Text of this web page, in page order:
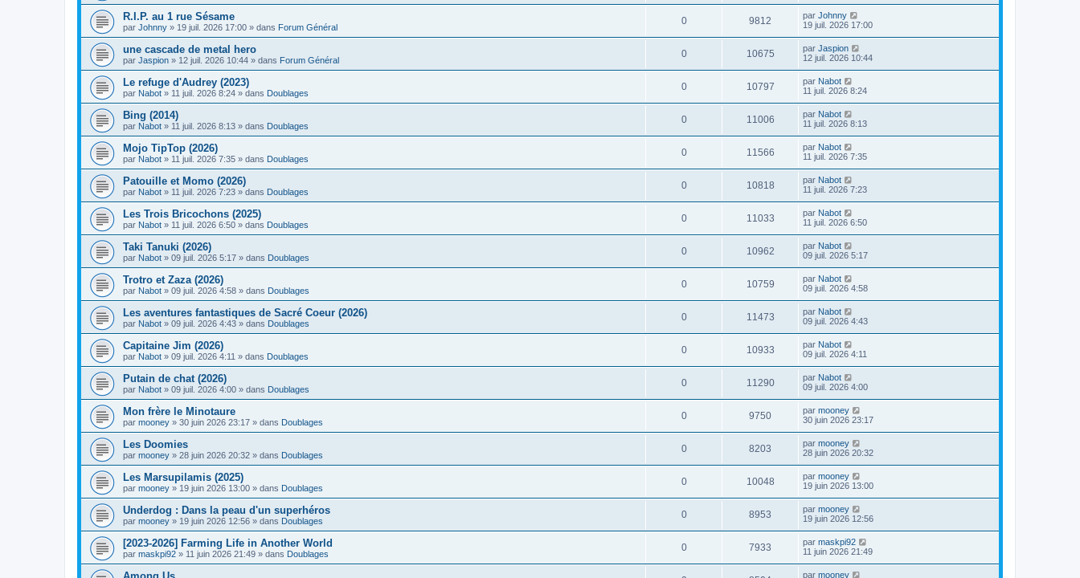
R.I.P. au 1 rue Sésame
par Johnny » 19 juil. 2026 17:00 » dans Forum Général
0 9812 par Johnny
19 juil. 2026 17:00
une cascade de metal hero
par Jaspion » 12 juil. 2026 10:44 » dans Forum Général
0 10675 par Jaspion
12 juil. 2026 10:44
Le refuge d'Audrey (2023)
par Nabot » 11 juil. 2026 8:24 » dans Doublages
0 10797 par Nabot
11 juil. 2026 8:24
Bing (2014)
par Nabot » 11 juil. 2026 8:13 » dans Doublages
0 11006 par Nabot
11 juil. 2026 8:13
Mojo TipTop (2026)
par Nabot » 11 juil. 2026 7:35 » dans Doublages
0 11566 par Nabot
11 juil. 2026 7:35
Patouille et Momo (2026)
par Nabot » 11 juil. 2026 7:23 » dans Doublages
0 10818 par Nabot
11 juil. 2026 7:23
Les Trois Bricochons (2025)
par Nabot » 11 juil. 2026 6:50 » dans Doublages
0 11033 par Nabot
11 juil. 2026 6:50
Taki Tanuki (2026)
par Nabot » 09 juil. 2026 5:17 » dans Doublages
0 10962 par Nabot
09 juil. 2026 5:17
Trotro et Zaza (2026)
par Nabot » 09 juil. 2026 4:58 » dans Doublages
0 10759 par Nabot
09 juil. 2026 4:58
Les aventures fantastiques de Sacré Coeur (2026)
par Nabot » 09 juil. 2026 4:43 » dans Doublages
0 11473 par Nabot
09 juil. 2026 4:43
Capitaine Jim (2026)
par Nabot » 09 juil. 2026 4:11 » dans Doublages
0 10933 par Nabot
09 juil. 2026 4:11
Putain de chat (2026)
par Nabot » 09 juil. 2026 4:00 » dans Doublages
0 11290 par Nabot
09 juil. 2026 4:00
Mon frère le Minotaure
par mooney » 30 juin 2026 23:17 » dans Doublages
0 9750 par mooney
30 juin 2026 23:17
Les Doomies
par mooney » 28 juin 2026 20:32 » dans Doublages
0 8203 par mooney
28 juin 2026 20:32
Les Marsupilamis (2025)
par mooney » 19 juin 2026 13:00 » dans Doublages
0 10048 par mooney
19 juin 2026 13:00
Underdog : Dans la peau d'un superhéros
par mooney » 19 juin 2026 12:56 » dans Doublages
0 8953 par mooney
19 juin 2026 12:56
[2023-2026] Farming Life in Another World
par maskpi92 » 11 juin 2026 21:49 » dans Doublages
0 7933 par maskpi92
11 juin 2026 21:49
par mooney